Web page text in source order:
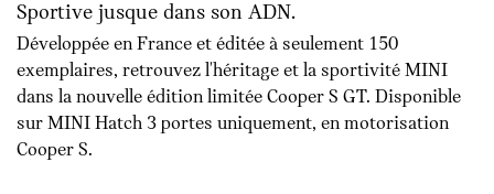
Sportive jusque dans son ADN.
Développée en France et éditée à seulement 150
exemplaires, retrouvez l'héritage et la sportivité MINI
dans la nouvelle édition limitée Cooper S GT. Disponible
sur MINI Hatch 3 portes uniquement, en motorisation
Cooper S.